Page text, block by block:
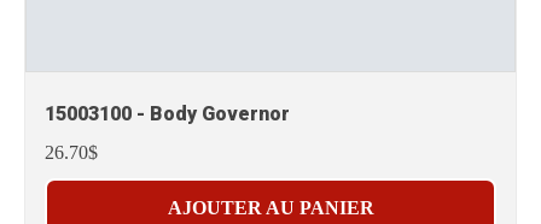
15003100 - Body Governor
26.70$
AJOUTER AU PANIER